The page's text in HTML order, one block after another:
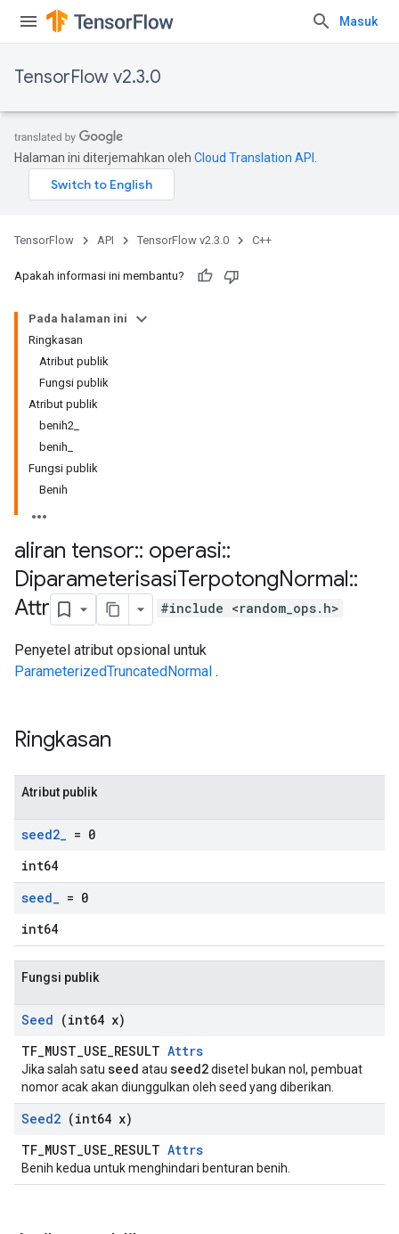
Masuk
TensorFlow v2.3.0
Halaman ini diterjemahkan oleh Cloud Translation API
TensorFlow API TensorFlow v2.3.0 C++
Apakah informasi ini membantu?
Pada halaman ini
Ringkasan
Atribut publik
Fungsi publik
Atribut publik
benih2_
benih_
Fungsi publik
Benih
aliran tensor:: operasi::
DiparameterisasiTerpotongNormal::
Attr
#include <random_ops.h>
Penyetel atribut opsional untuk
ParameterizedTruncatedNormal .
Ringkasan
Atribut publik
seed2_ = 0
int64
seed_ = 0
int64
Fungsi publik
Seed (int64 x)
TF_MUST_USE_RESULT Attrs
Jika salah satu seed atau seed2disetel bukan nol, pembuat
nomor acak akan diunggulkan oleh seed yang diberikan.
Seed2 (int64 x)
TF_MUST_USE_RESULT Attrs
Benih kedua untuk menghindari benturan benih.